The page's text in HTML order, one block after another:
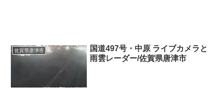
佐賀県唐津市
国道497号・中原 ライブカメラと
雨雲レーダー/佐賀県唐津市